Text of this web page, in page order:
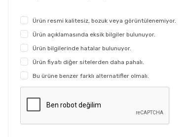
Ürün resmi kalitesiz, bozuk veya görüntülenemiyor.
Ürün açıklamasında eksik bilgiler bulunuyor.
Ürün bilgilerinde hatalar bulunuyor.
Ürün fiyatı diğer sitelerden daha pahalı.
Bu ürüne benzer farklı alternatifler olmalı.